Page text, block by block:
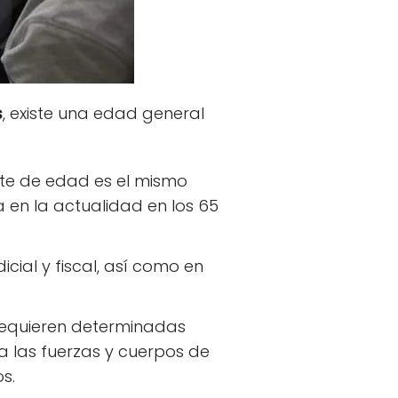
, existe una edad general
de edad es el mismo
en la actualidad en los 65
y fiscal, así como en
determinadas
fuerzas y cuerpos de